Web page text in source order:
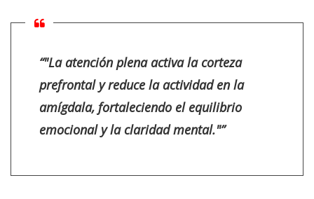
“"La atención plena activa la corteza
prefrontal y reduce la actividad en la
amígdala, fortaleciendo el equilibrio
emocional y la claridad mental."”